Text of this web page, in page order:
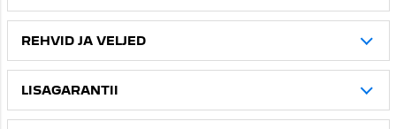
REHVID JA VELJED
LISAGARANTII